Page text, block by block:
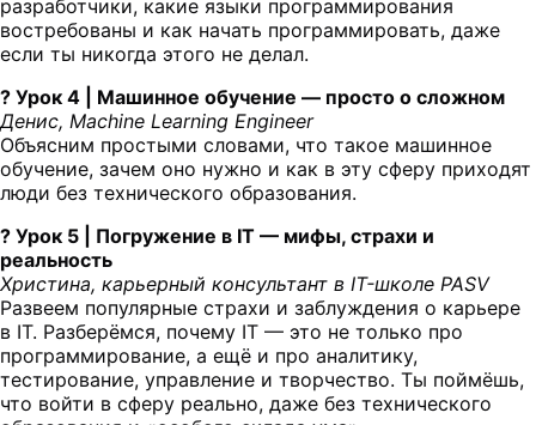
разработчики, какие языки программирования
востребованы и как начать программировать, даже
если ты никогда этого не делал.
? Урок 4 | Машинное обучение — просто о сложном
Денис, Machine Learning Engineer
Объясним простыми словами, что такое машинное
обучение, зачем оно нужно и как в эту сферу приходят
люди без технического образования.
? Урок 5 | Погружение в IT — мифы, страхи и
реальность
Христина, карьерный консультант в IT-школе PASV
Развеем популярные страхи и заблуждения о карьере
в IT. Разберёмся, почему IT — это не только про
программирование, а ещё и про аналитику,
тестирование, управление и творчество. Ты поймёшь,
что войти в сферу реально, даже без технического